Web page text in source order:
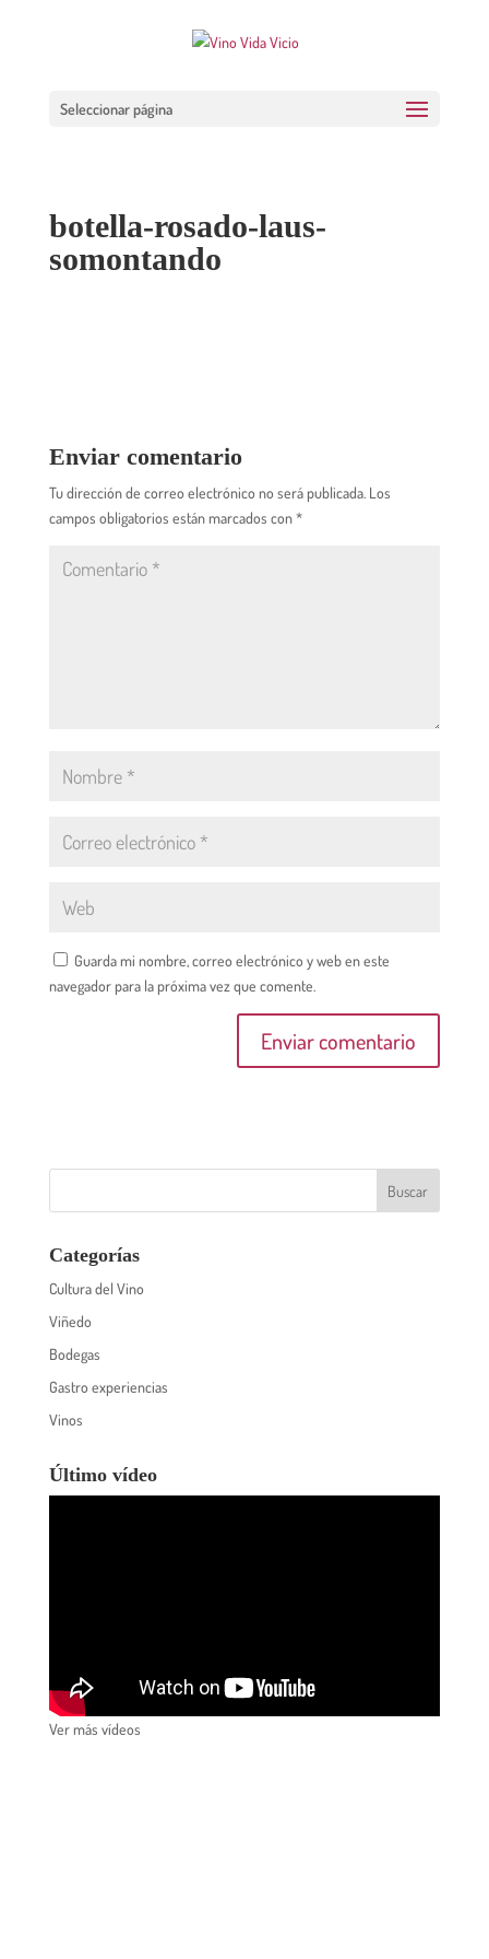
Seleccionar página
botella-rosado-laus-
somontando
Enviar comentario
Tu dirección de correo electrónico no será publicada. Los
campos obligatorios están marcados con*
Guarda mi nombre, correo electrónico y web en este
navegador para la próxima vez que comente.
Categorías
Cultura del Vino
Viñedo
Bodegas
Gastro experiencias
Vinos
Último vídeo
Ver más vídeos